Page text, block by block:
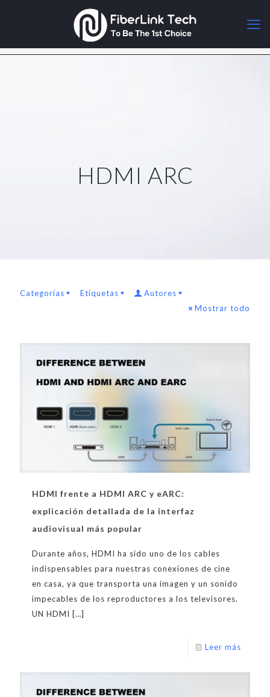
HDMI ARC
Categorías Etiquetas
Autores
Mostrar todo
HDMI frente a HDMI ARC y eARC:
explicación detallada de la interfaz
audiovisual más popular
Durante años, HDMI ha sido uno de los cables
indispensables para nuestras conexiones de cine
en casa, ya que transporta una imagen y un sonido
impecables de los reproductores a los televisores.
UN HDMI […]
Leer más